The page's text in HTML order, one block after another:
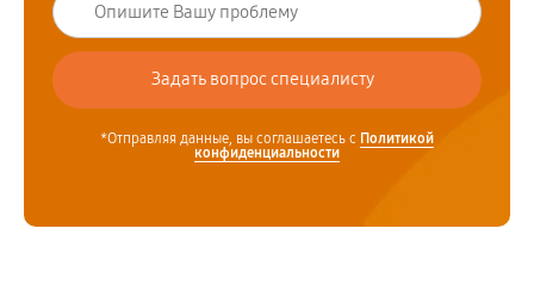
*Отправляя данные, вы соглашаетесь с Политикой
конфиденциальности